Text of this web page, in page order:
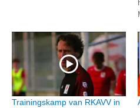
Trainingskamp van RKAVV in